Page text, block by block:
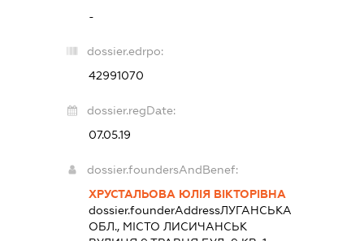
-
dossier.edrpo:
42991070
dossier.regDate:
07.05.19
dossier.foundersAndBenef:
ХРУСТАЛЬОВА ЮЛІЯ ВІКТОРІВНА
dossier.founderAddressЛУГАНСЬКА
ОБЛ., МІСТО ЛИСИЧАНСЬК